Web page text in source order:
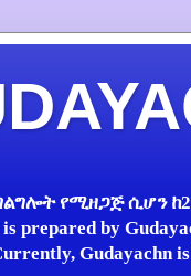
የሚዘጋጅ ሲሆን
by
Gudayachn